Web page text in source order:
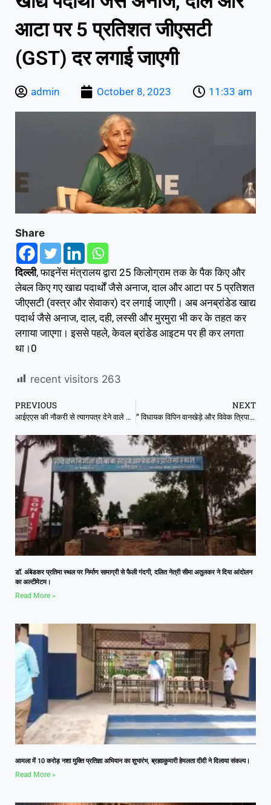
आटा पर 5 प्रतिशत जीएसटी
(GST) दर लगाई जाएगी
admin October 8, 2023 11:33 am
Share
दिल्ली, फाइनेंस मंत्रालय द्वारा 25 किलोग्राम तक के पैक किए और
लेबल किए गए खाद्य पदार्थों जैसे अनाज, दाल और आटा पर 5 प्रतिशत
जीएसटी (वस्त्र और सेवाकर) दर लगाई जाएगी। अब अनब्रांडेड खाद्य
पदार्थ जैसे अनाज, दाल, दही, लस्सी और मुरमुरा भी कर के तहत कर
लगाया जाएगा। इससे पहले, केवल ब्रांडेड आइटम पर ही कर लगता
था।0
recent visitors 263
PREVIOUS
आईएएस की नौकरी से त्यागपत्र देने वाले राजीव शर्मा का भिंड पहुँचने पर जोरदाए स्वागत।
NEXT
” विधायक विपिन वानखेड़े और विवेक त्रिपाठी को एमपी एमएलए कोर्ट ने 1 साल की सजा सुनाई “
डॉ. अंबेडकर प्रतिमा स्थल पर निर्माण सामाग्री से फैली गंदगी, दलित नेत्री सीमा अतुलकर ने दिया आंदोलन
का अल्टीमेटम।
Read More »
आमला में 10 करोड़ नशा मुक्ति प्रतिज्ञा अभियान का शुभारंभ, ब्रह्माकुमारी हेमलता दीदी ने दिलाया संकल्प।
Read More »